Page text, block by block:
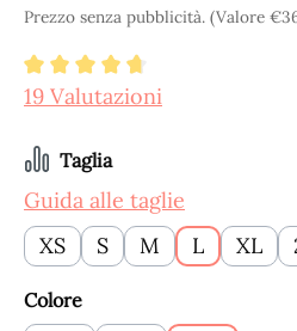
Prezzo senza pubblicità. (Valore
Valutazione media di
19 Valutazioni
Seleziona
Taglia
Guida alle taglie
XS
S M L XL
Seleziona
Colore